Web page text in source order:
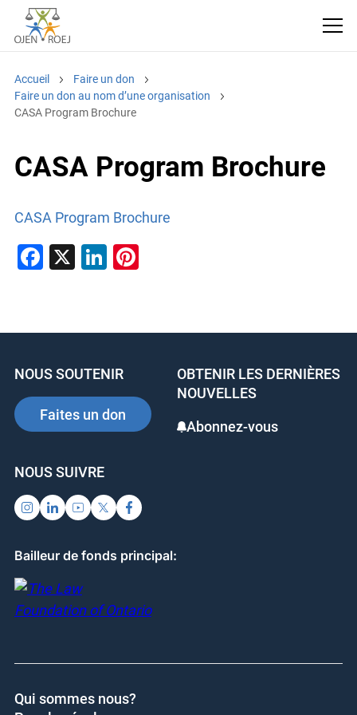
Accueil
Faire un don
Faire un don au nom d’une organisation
CASA Program Brochure
CASA Program Brochure
CASA Program Brochure
F
e
o
o
k
X
Li
e
n
e
NOUS SOUTENIR
Faites un don
OBTENIR LES DERNIÈRES
NOUVELLES
Abonnez-vous
NOUS SUIVRE
Bailleur de fonds principal:
Qui sommes nous?